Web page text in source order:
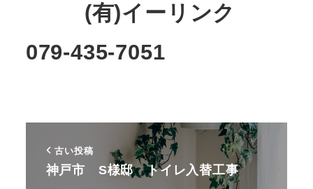
(有)イーリンク
079-435-7051
古い投稿
神戸市 S様邸 トイレ入替工事